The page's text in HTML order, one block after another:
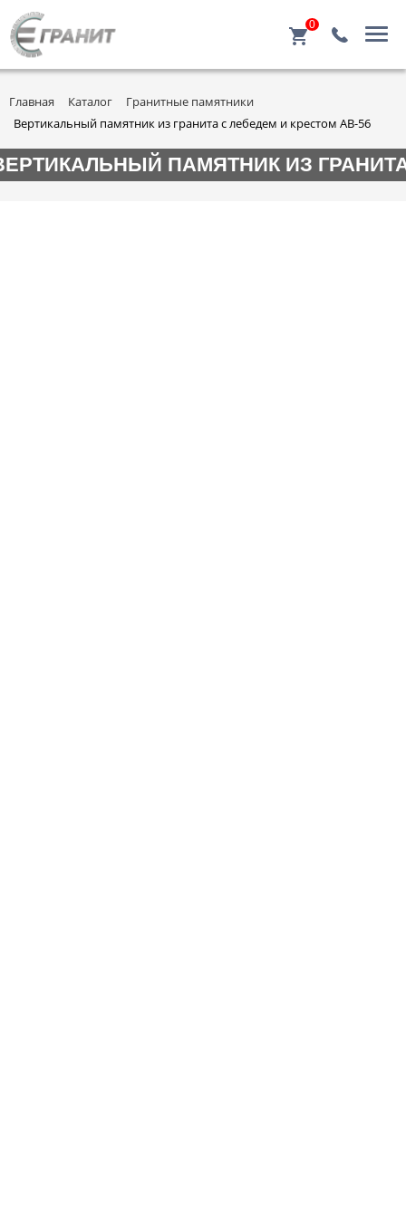
0
Главная Каталог
Гранитные памятники
Вертикальный памятник из гранита с лебедем и крестом АВ-56
ПАМЯТНИК ИЗ